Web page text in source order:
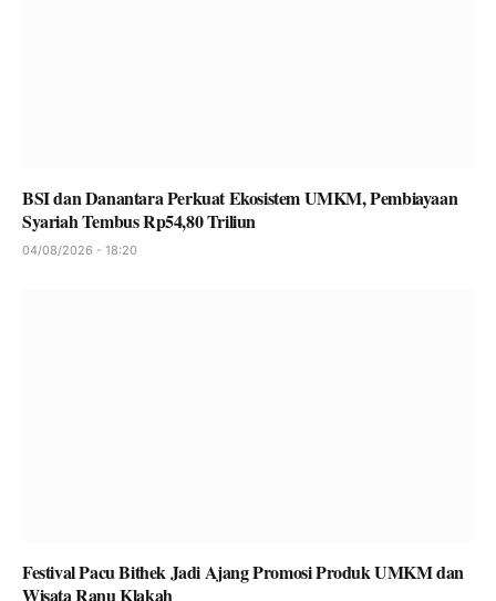
BSI dan Danantara Perkuat Ekosistem UMKM, Pembiayaan
Syariah Tembus Rp54,80 Triliun
04/08/2026 - 18:20
Festival Pacu Bithek Jadi Ajang Promosi Produk UMKM dan
Wisata Ranu Klakah